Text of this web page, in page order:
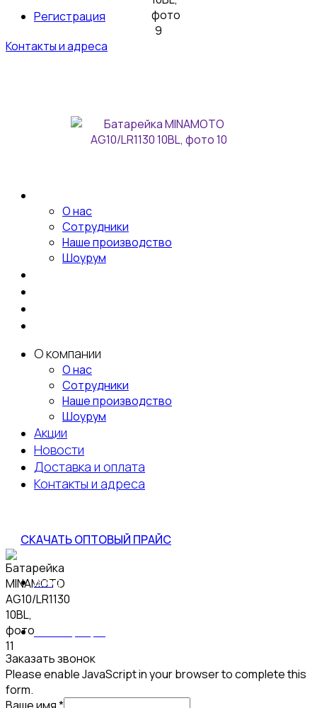
Регистрация
Контакты и адреса
О нас
Сотрудники
Наше производство
Шоурум
О компании
О нас
Сотрудники
Наше производство
Шоурум
Акции
Новости
Доставка и оплата
Контакты и адреса
СКАЧАТЬ ОПТОВЫЙ ПРАЙС
Вход
/
Заказать звонок
Please enable JavaScript in your browser to complete this
form.